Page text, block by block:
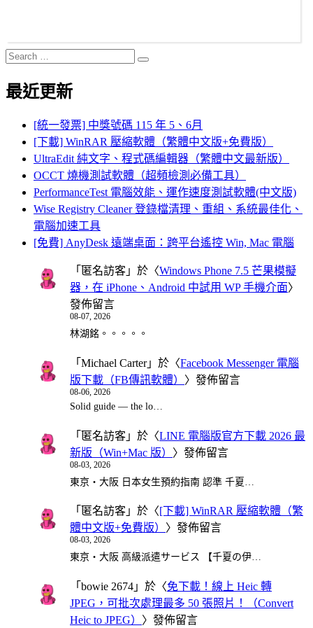
Search
for:
Search
最近更新
[統一發票] 中獎號碼 115 年 5、6月
[下載] WinRAR 壓縮軟體（繁體中文版+免費版）
UltraEdit 純文字、程式碼編輯器（繁體中文最新版）
OCCT 燒機測試軟體（超頻檢測必備工具）
PerformanceTest 電腦效能、運作速度測試軟體(中文版)
Wise Registry Cleaner 登錄檔清理、重組、系統最佳化、
電腦加速工具
[免費] AnyDesk 遠端桌面：跨平台遙控 Win, Mac 電腦
「 匿名訪客 」於〈Windows Phone 7.5 芒果模擬
器，在 iPhone、Android 中試用 WP 手機介面〉
發佈留言
08-07, 2026
林湖銘。。。。。
「 Michael Carter」於〈Facebook Messenger 電腦
版下載（FB傳訊軟體） 〉發佈留言
08-06, 2026
Solid guide — the lo…
「 匿名訪客 」於〈LINE 電腦版官方下載 2026 最
新版（Win+Mac 版） 〉發佈留言
08-03, 2026
東京・大阪 日本女生預約指南 認準 千夏…
「 匿名訪客 」於〈[下載] WinRAR 壓縮軟體（繁
體中文版+免費版） 〉發佈留言
08-03, 2026
東京・大阪 高級派遣サービス 【千夏の伊…
「 bowie 2674 」於〈免下載！線上 Heic 轉
JPEG，可批次處理最多 50 張照片！（Convert
Heic to JPEG） 〉發佈留言